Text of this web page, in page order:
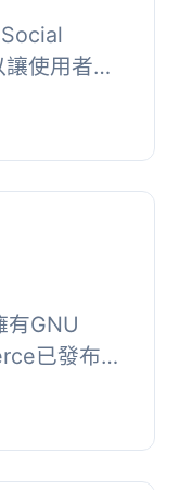
使用者透
Social
有GNU
已發布，
有特殊需